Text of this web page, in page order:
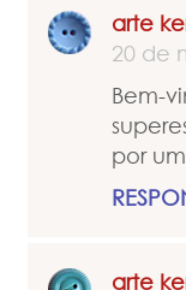
arte
20 de
Bem-
por
arte